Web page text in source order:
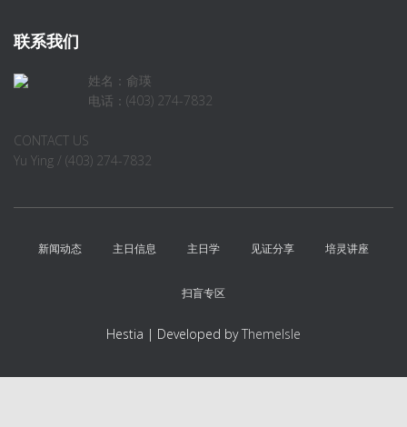
联系我们
姓名：俞瑛
电话：(403) 274-7832
CONTACT US
Yu Ying / (403) 274-7832
新闻动态 主日信息 主日学 见证分享 培灵讲座
扫盲专区
Hestia | Developed byThemeIsle